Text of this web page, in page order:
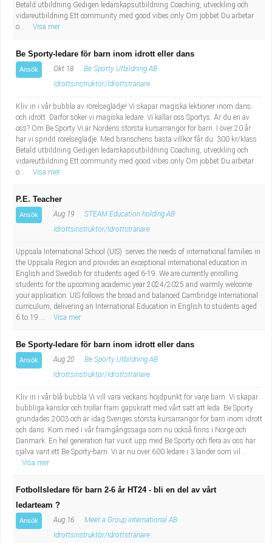
Betald utbildning Gedigen ledarskapsutbildning Coaching, utveckling och
vidareutbildning Ett community med good vibes only Om jobbet Du arbetar
o...
Visa mer
Be Sporty-ledare för barn inom idrott eller dans
Ansök Okt 18
Be Sporty Utbildning AB
Idrottsinstruktör/Idrottstränare
Kliv in i vår bubbla av rörelseglädje! Vi skapar magiska lektioner inom dans
och idrott. Därför söker vi magiska ledare. Vi kallar oss Sportys. Är du en av
oss? Om Be Sporty Vi är Nordens största kursarrangör för barn. I över 20 år
har vi spridit rörelseglädje. Med branschens bästa villkor får du: 300 kr/klass
Betald utbildning Gedigen ledarskapsutbildning Coaching, utveckling och
vidareutbildning Ett community med good vibes only Om jobbet Du arbetar
o...
Visa mer
P.E. Teacher
Ansök Aug 19
STEAM Education holding AB
Idrottsinstruktör/Idrottstränare
Uppsala International School (UIS) serves the needs of international families in
the Uppsala Region and provides an exceptional international education in
English and Swedish for students aged 6-19. We are currently enrolling
students for the upcoming academic year 2024/2025 and warmly welcome
your application. UIS follows the broad and balanced Cambridge International
curriculum, delivering an International Education in English to students aged
6 to 19....
Visa mer
Be Sporty-ledare för barn inom idrott eller dans
Ansök Aug 20
Be Sporty Utbildning AB
Idrottsinstruktör/Idrottstränare
Kliv in i vår blå bubbla Vi vill vara veckans höjdpunkt för varje barn. Vi skapar
bubbliga känslor och trollar fram gapskratt med vårt sätt att leda. Be Sporty
grundades 2003 och är idag Sveriges största kursarrangör för barn inom idrott
och dans. Kom med i vår framgångssaga som nu också finns i Norge och
Danmark. En hel generation har vuxit upp med Be Sporty och flera av oss har
själva varit ett Be Sporty-barn. Vi är nu över 600 ledare i 3 länder som vil...
Visa mer
Fotbollsledare för barn 2-6 år HT24 - bli en del av vårt
ledarteam ?
Ansök Aug 16
Meet a Group international AB
Idrottsinstruktör/Idrottstränare